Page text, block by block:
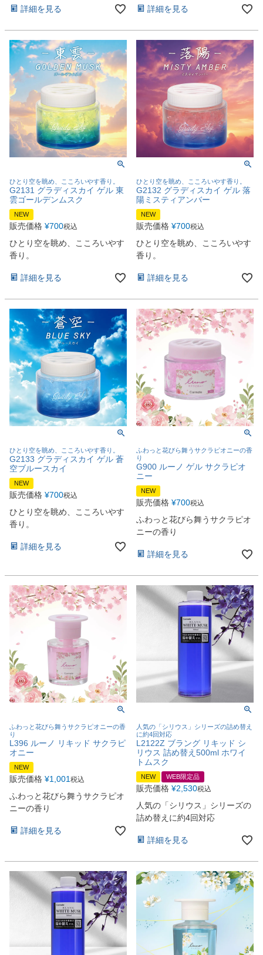
詳細を見る 詳細を見る
ひとり空を眺め、こころいやす香り。
G2131 グラディスカイ ゲル 東
雲ゴールデンムスク
NEW
販売価格 ¥700税込
ひとり空を眺め、こころいやす
香り。
詳細を見る
ひとり空を眺め、こころいやす香り。
G2132 グラディスカイ ゲル 落
陽ミスティアンバー
NEW
販売価格 ¥700税込
ひとり空を眺め、こころいやす
香り。
詳細を見る
ひとり空を眺め、こころいやす香り。
G2133 グラディスカイ ゲル 蒼
空ブルースカイ
NEW
販売価格 ¥700税込
ひとり空を眺め、こころいやす
香り。
詳細を見る
ふわっと花びら舞うサクラピオニーの香
り
G900 ルーノ ゲル サクラピオ
ニー
NEW
販売価格 ¥700税込
ふわっと花びら舞うサクラピオ
ニーの香り
詳細を見る
ふわっと花びら舞うサクラピオニーの香
り
L396 ルーノ リキッド サクラピ
オニー
NEW
販売価格 ¥1,001 税込
ふわっと花びら舞うサクラピオ
ニーの香り
詳細を見る
人気の「シリウス」シリーズの詰め替え
に約4回対応
L2122Z ブラング リキッド シ
リウス 詰め替え500ml ホワイ
トムスク
NEW WEB限定品
販売価格 ¥2,530税込
人気の「シリウス」シリーズの
詰め替えに約4回対応
詳細を見る